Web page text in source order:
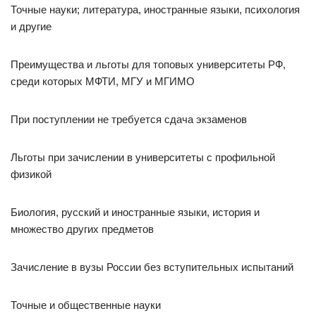
Точные науки; литература, иностранные языки, психология
и другие
Преимущества и льготы для топовых университеты РФ,
среди которых МФТИ, МГУ и МГИМО
При поступлении не требуется сдача экзаменов
Льготы при зачислении в университеты с профильной
физикой
Биология, русский и иностранные языки, история и
множество других предметов
Зачисление в вузы России без вступительных испытаний
Точные и общественные науки